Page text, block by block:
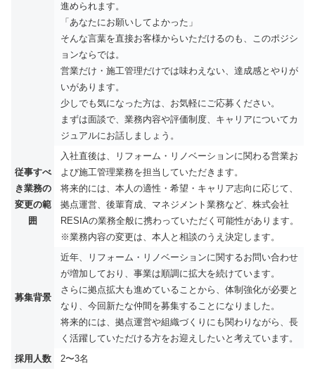
進められます。
「あなたにお願いしてよかった」
そんな言葉を直接お客様からいただけるのも、このポジシ
ョンならでは。
営業だけ・施工管理だけでは味わえない、達成感とやりが
いがあります。
少しでも気になった方は、お気軽にご応募ください。
まずは面談で、業務内容や評価制度、キャリアについてカ
ジュアルにお話しましょう。
従事すべ
き業務の
変更の範
囲
入社直後は、リフォーム・リノベーションに関わる営業お
よび施工管理業務を担当していただきます。
将来的には、本人の適性・希望・キャリア志向に応じて、
拠点運営、後輩育成、マネジメント業務など、株式会社
RESIAの業務全般に携わっていただく可能性があります。
※業務内容の変更は、本人と相談のうえ決定します。
募集背景
近年、リフォーム・リノベーションに関するお問い合わせ
が増加しており、事業は順調に拡大を続けています。
さらに拠点拡大も進めていることから、体制強化が必要と
なり、今回新たな仲間を募集することになりました。
将来的には、拠点運営や組織づくりにも関わりながら、長
く活躍していただける方をお迎えしたいと考えています。
採用人数
2〜3名